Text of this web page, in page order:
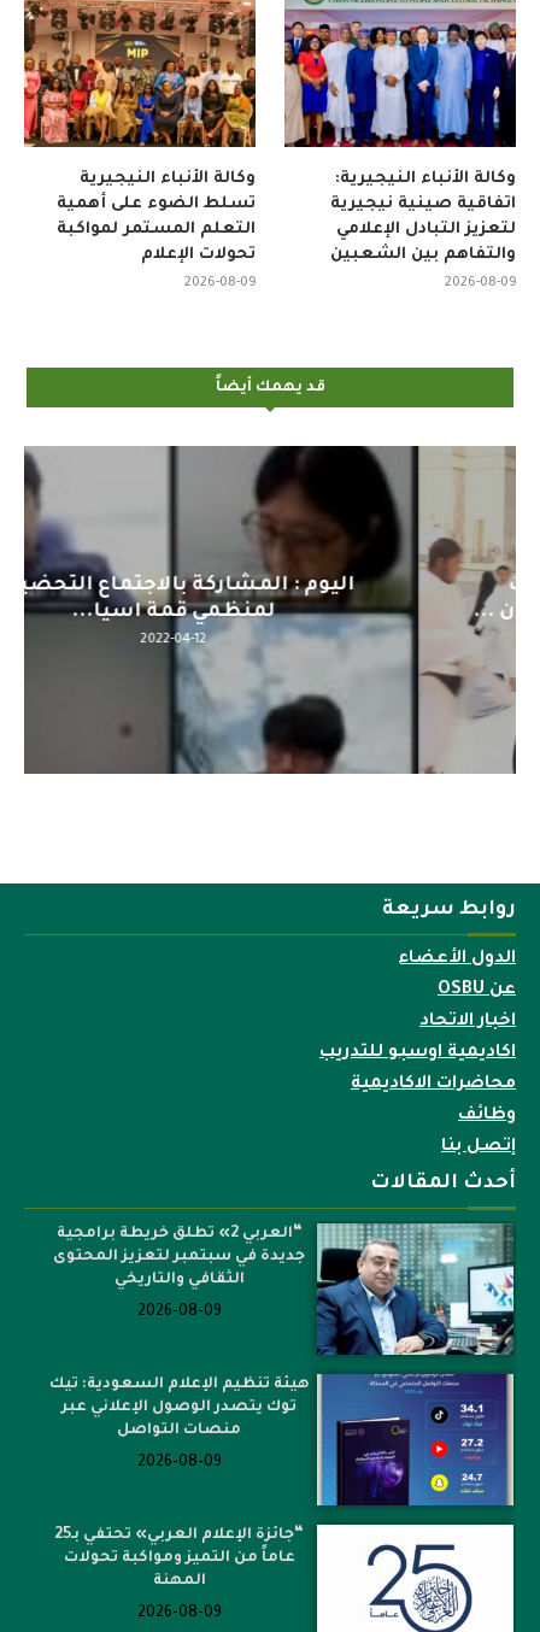
وكالة الأنباء النيجيرية
تسلط الضوء على أهمية
التعلم المستمر لمواكبة
تحولات الإعلام
2026-08-09
وكالة الأنباء النيجيرية:
اتفاقية صينية نيجيرية
لتعزيز التبادل الإعلامي
والتفاهم بين الشعبين
2026-08-09
قد يهمك أيضاً
اليوم : المشاركة بالاجتماع التحضيري
لمنظمي قمة اسيا...
2022-04-12
روابط سريعة
الدول الأعضاء
عن OSBU
اخبار الاتحاد
اكاديمية اوسبو للتدريب
محاضرات الاكاديمية
وظائف
إتصل بنا
أحدث المقالات
“العربي 2» تطلق خريطة برامجية
جديدة في سبتمبر لتعزيز المحتوى
الثقافي والتاريخي
2026-08-09
هيئة تنظيم الإعلام السعودية: تيك
توك يتصدر الوصول الإعلاني عبر
منصات التواصل
2026-08-09
“جائزة الإعلام العربي» تحتفي بـ25
عاماً من التميز ومواكبة تحولات
المهنة
2026-08-09